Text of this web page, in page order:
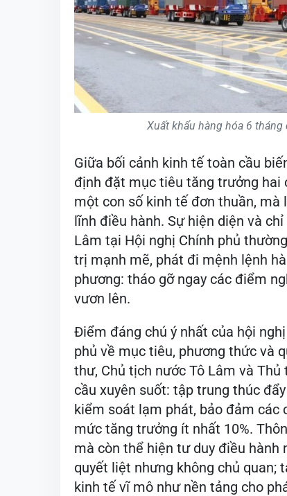
Xuất khẩu hàng hóa 6
Giữa bối cảnh kinh tế toàn cầu
định đặt mục tiêu tăng trưởng hai
một con số kinh tế đơn thuần,
lĩnh điều hành. Sự hiện diện và
Lâm tại Hội nghị Chính phủ
trị mạnh mẽ, phát đi mệnh lệnh
phương: tháo gỡ ngay các điểm
vươn lên.
Điểm đáng chú ý nhất của hội
phủ về mục tiêu, phương thức và
thư, Chủ tịch nước Tô Lâm và
cầu xuyên suốt: tập trung thúc
kiểm soát lạm phát, bảo đảm các
mức tăng trưởng ít nhất 10%.
mà còn thể hiện tư duy điều hành
quyết liệt nhưng không chủ quan;
kinh tế vĩ mô như nền tảng cho